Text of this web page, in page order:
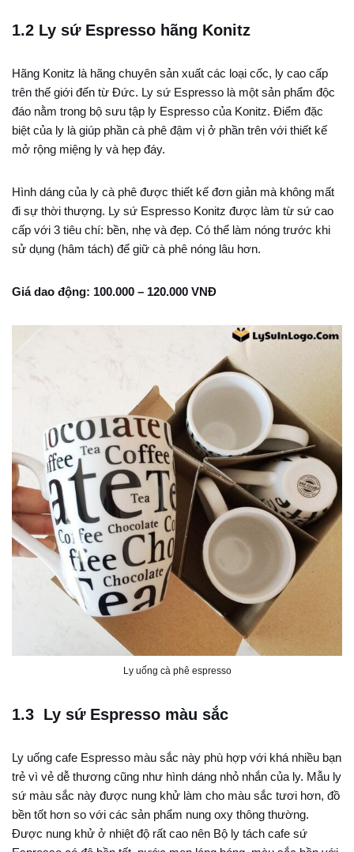
1.2 Ly sứ Espresso hãng Konitz
Hãng Konitz là hãng chuyên sản xuất các loại cốc, ly cao cấp
trên thế giới đến từ Đức. Ly sứ Espresso là một sản phẩm độc
đáo nằm trong bộ sưu tập ly Espresso của Konitz. Điểm đặc
biệt của ly là giúp phần cà phê đậm vị ở phần trên với thiết kế
mở rộng miệng ly và hẹp đáy.
Hình dáng của ly cà phê được thiết kế đơn giản mà không mất
đi sự thời thượng. Ly sứ Espresso Konitz được làm từ sứ cao
cấp với 3 tiêu chí: bền, nhẹ và đẹp. Có thể làm nóng trước khi
sử dụng (hâm tách) để giữ cà phê nóng lâu hơn.
Giá dao động: 100.000 – 120.000 VNĐ
Ly uống cà phê espresso
1.3 Ly sứ Espresso màu sắc
Ly uống cafe Espresso màu sắc này phù hợp với khá nhiều bạn
trẻ vì vẻ dễ thương cũng như hình dáng nhỏ nhắn của ly. Mẫu ly
sứ màu sắc này được nung khử làm cho màu sắc tươi hơn, đồ
bền tốt hơn so với các sản phẩm nung oxy thông thường.
Được nung khử ở nhiệt độ rất cao nên Bộ ly tách cafe sứ